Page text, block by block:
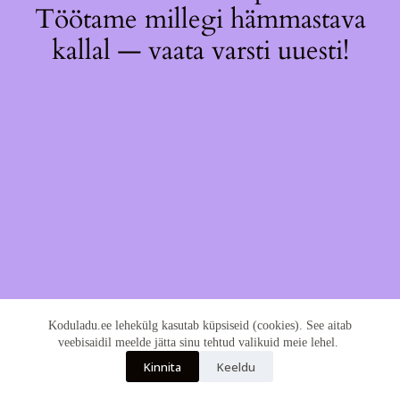
Koduladu.ee lehekülg kasutab küpsiseid (cookies). See aitab
veebisaidil meelde jätta sinu tehtud valikuid meie lehel.
Kinnita Keeldu
Töötame millegi hämmastava
kallal — vaata varsti uuesti!